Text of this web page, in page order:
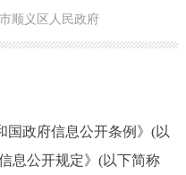
回应关切
顺义区人民政府
政府信息公开条例》(以
息公开规定》(以下简称